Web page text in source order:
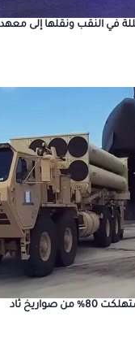
في النقب ونقلها إلى
صواريخ ثاد